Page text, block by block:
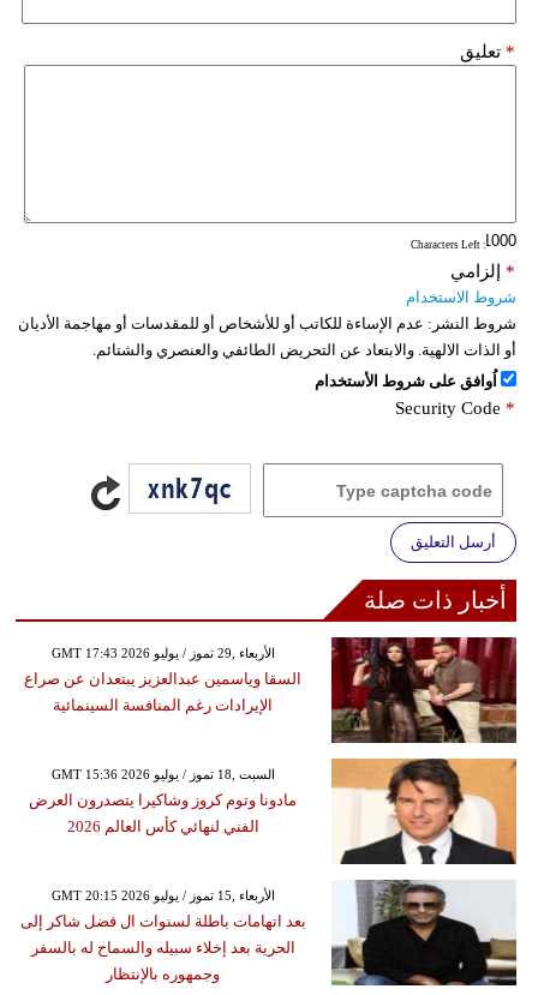
تعليق *
: Characters Left
إلزامي *
شروط الاستخدام
شروط النشر: عدم الإساءة للكاتب أو للأشخاص أو للمقدسات أو مهاجمة الأديان
أو الذات الالهية. والابتعاد عن التحريض الطائفي والعنصري والشتائم.
اُوافق على شروط الأستخدام
Security Code *
أرسل التعليق
أخبار ذات صلة
GMT 17:43 2026 الأربعاء ,29 تموز / يوليو
السقا وياسمين عبدالعزيز يبتعدان عن صراع
الإيرادات رغم المنافسة السينمائية
GMT 15:36 2026 السبت ,18 تموز / يوليو
مادونا وتوم كروز وشاكيرا يتصدرون العرض
الفني لنهائي كأس العالم 2026
GMT 20:15 2026 الأربعاء ,15 تموز / يوليو
بعد اتهامات باطلة لسنوات ال فضل شاكر إلى
الحرية بعد إخلاء سبيله والسماح له بالسفر
وجمهوره بالإنتظار